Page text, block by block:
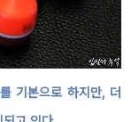
기본으로 하지만, 더